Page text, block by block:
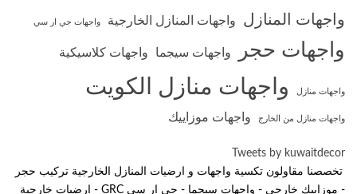
واجهات المنازل واجهات المنازل الخارجية واجهات جي ار سي
واجهات حجر واجهات سيجما واجهات كلاسيكية
واجهات منازل واجهات منازل الكويت
واجهات منازل من الخارج واجهات موزاييك
Tweets by kuwaitdecor
تخصصنا مقاولون تكسية واجهات و ارضيات المنازل الخارجية تركيب حجر
- موزاييك خارجي - واجهات سيجما - جي ار سي GRC - ارضيات خارجية